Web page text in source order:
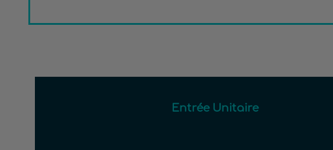
Entrée Unitaire